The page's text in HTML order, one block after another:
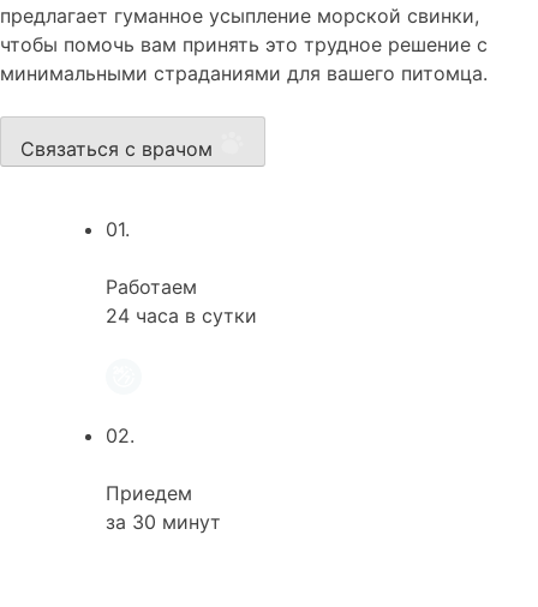
предлагает гуманное усыпление морской свинки,
чтобы помочь вам принять это трудное решение с
минимальными страданиями для вашего питомца.
Связаться с врачом
01.
Работаем
24 часа в сутки
02.
Приедем
за 30 минут